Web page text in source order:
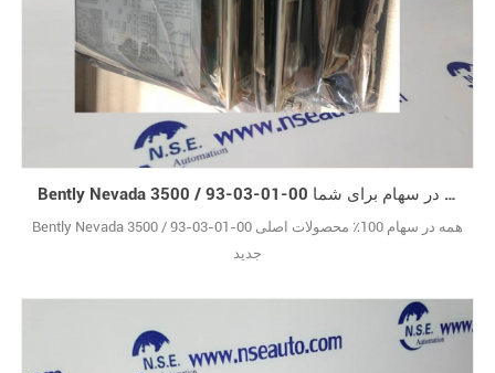
Bently Nevada 3500 / 93-03-01-00 جدید اصلی در سهام برای شما
Bently Nevada 3500 / 93-03-01-00 همه در سهام 100٪ محصولات اصلی
جدید